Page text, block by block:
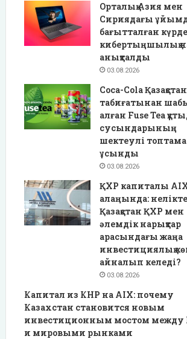
Орталық Азия мен
Сириядағы
бағытталған
кибертыңшылық
анықталды
03.08.2026
Coca-Cola Қазақстан
табиғатынан
алған Fuse Tea
сусындарының
шектеулі
ұсынды
03.08.2026
ҚХР капиталы
алаңында:
Қазақстан ҚХР мен
әлемдік нарықтар
арасындағы жаңа
инвестициялық
айналып келеді?
03.08.2026
Капитал из КНР на AIX: почему
Казахстан становится новым
инвестиционным мостом между
и мировыми рынками